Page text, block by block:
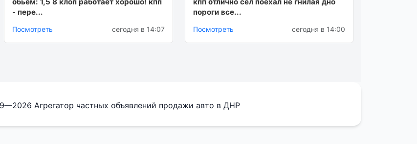
- пере...
Посмотреть сегодня в 14:07
пороги все...
Посмотреть сегодня в 14:00
Агрегатор частных объявлений продажи авто в ДНР